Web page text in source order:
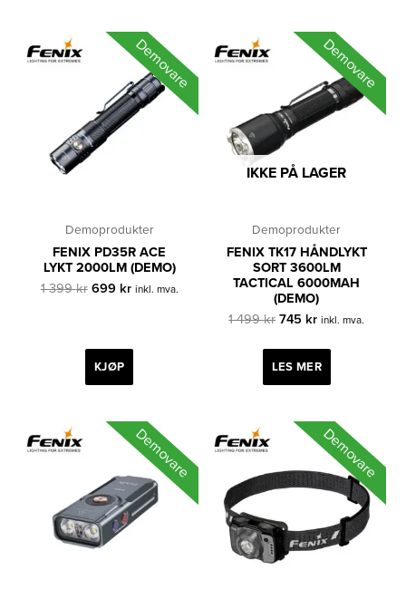
Demovare
Demoprodukter
FENIX PD35R ACE
LYKT 2000LM (DEMO)
1 399kr Opprinnelig
399 kr.
699 krNåværende
inkl. mva.
KJØP
Demovare
IKKE PÅ LAGER
Demoprodukter
FENIX TK17 HÅNDLYKT
SORT 3600LM
TACTICAL 6000MAH
(DEMO)
1 499kr Opprinnelig
var:
1
745 krNåværende
er:
745 kr.
inkl. mva.
LES MER
Demovare Demovare